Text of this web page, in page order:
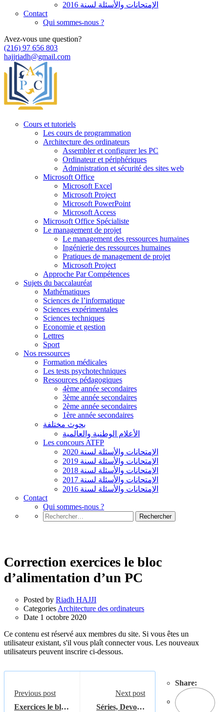
الإمتحانات والأسئلة لسنة 2016
Contact
Qui sommes-nous ?
Avez-vous une question?
(216) 97 656 803
hajjriadh@gmail.com
Cours et tutoriels
Les cours de programmation
Architecture des ordinateurs
Assembler et configurer les PC
Ordinateur et périphériques
Administration et sécurité des sites web
Microsoft Office
Microsoft Excel
Microsoft Project
Microsoft PowerPoint
Microsoft Access
Microsoft Office Spécialiste
Le management de projet
Le management des ressources humaines
Ingénierie des ressources humaines
Pratiques de management de projet
Microsoft Project
Approche Par Compétences
Sujets du baccalauréat
Mathématiques
Sciences de l’informatique
Sciences expérimentales
Sciences techniques
Economie et gestion
Lettres
Sport
Nos ressources
Formation médicales
Les tests psychotechniques
Ressources pédagogiques
4ème année secondaires
3ème année secondaires
2ème année secondaires
1ère année secondaires
بحوث مختلفة
الأعلام الوطنية والعالمية
Les concours ATFP
الإمتحانات والأسئلة لسنة 2020
الإمتحانات والأسئلة لسنة 2019
الإمتحانات والأسئلة لسنة 2018
الإمتحانات والأسئلة لسنة 2017
الإمتحانات والأسئلة لسنة 2016
Contact
Qui sommes-nous ?
Rechercher :
Correction exercices le bloc
d’alimentation d’un PC
Posted by Riadh HAJJI
Categories Architecture des ordinateurs
Date 1 octobre 2020
Ce contenu est réservé aux membres du site. Si vous êtes un
utilisateur existant, s'il vous plaît connecter vous. Les nouveaux
utilisateurs peuvent inscrire ci-dessous.
Share:
Previous post
Exercices le bloc
Next post
Séries, Devoirs